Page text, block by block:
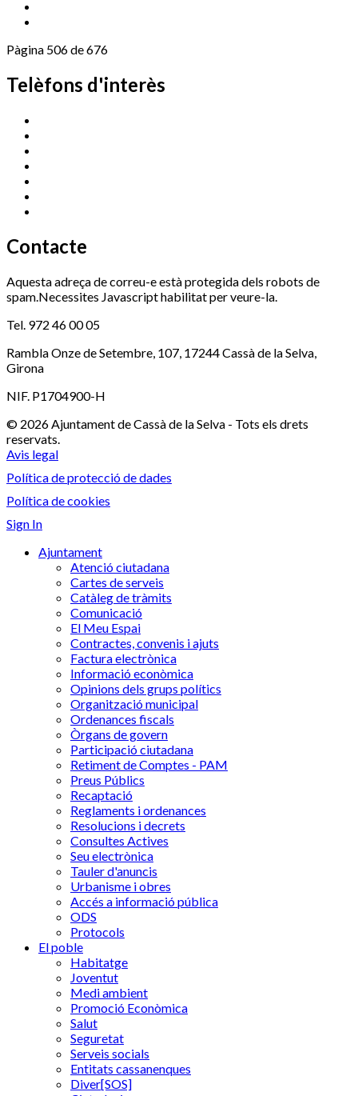
Pàgina 506 de 676
Telèfons d'interès
Contacte
Aquesta adreça de correu-e està protegida dels robots de
spam.Necessites Javascript habilitat per veure-la.
Tel. 972 46 00 05
Rambla Onze de Setembre, 107, 17244 Cassà de la Selva,
Girona
NIF. P1704900-H
© 2026 Ajuntament de Cassà de la Selva - Tots els drets
reservats.
Avis legal
Política de protecció de dades
Política de cookies
Sign In
Ajuntament
Atenció ciutadana
Cartes de serveis
Catàleg de tràmits
Comunicació
El Meu Espai
Contractes, convenis i ajuts
Factura electrònica
Informació econòmica
Opinions dels grups polítics
Organització municipal
Ordenances fiscals
Òrgans de govern
Participació ciutadana
Retiment de Comptes - PAM
Preus Públics
Recaptació
Reglaments i ordenances
Resolucions i decrets
Consultes Actives
Seu electrònica
Tauler d'anuncis
Urbanisme i obres
Accés a informació pública
ODS
Protocols
El poble
Habitatge
Joventut
Medi ambient
Promoció Econòmica
Salut
Seguretat
Serveis socials
Entitats cassanenques
Diver[SOS]